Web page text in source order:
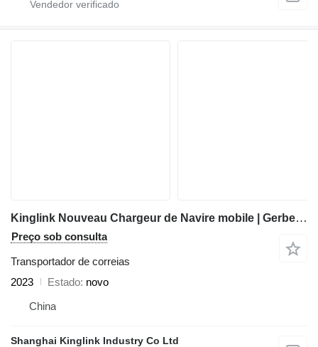
Kinglink Nouveau Chargeur de Navire mobile | Gerbeur radial
Preço sob consulta
Transportador de correias
2023
Estado novo
China
Shanghai Kinglink Industry Co Ltd